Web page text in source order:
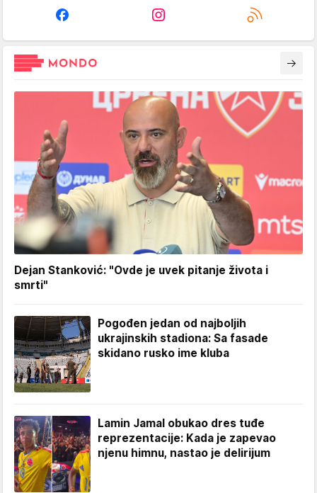
Dejan Stanković: "Ovde je uvek pitanje života i
smrti"
Pogođen jedan od najboljih
ukrajinskih stadiona: Sa fasade
skidano rusko ime kluba
Lamin Jamal obukao dres tuđe
reprezentacije: Kada je zapevao
njenu himnu, nastao je delirijum